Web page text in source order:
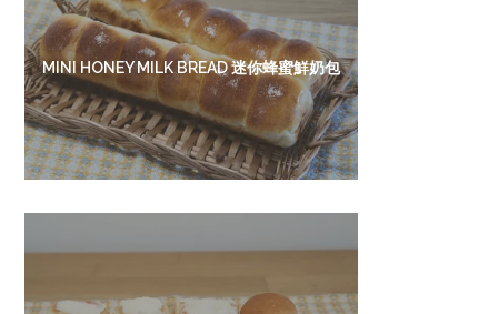
MINI HONEY MILK BREAD 迷你蜂蜜鮮奶包